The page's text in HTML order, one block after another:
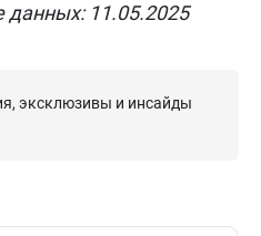
данных: 11.05.2025
эксклюзивы и инсайды